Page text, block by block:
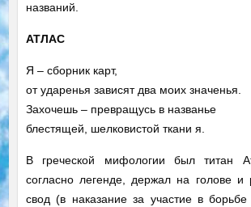
названий.
АТЛАС
Я – сборник карт,
от ударенья зависят два моих значенья.
Захочешь – превращусь в названье
блестящей, шелковистой ткани я.
В греческой мифологии был титан
согласно легенде, держал на голове и
свод (в наказание за участие в борьбе